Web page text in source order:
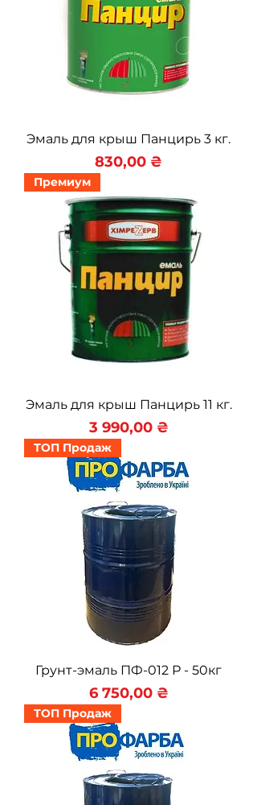
Эмаль для крыш Панцирь 3 кг.
Цена
830,00 ₴
Премиум
Эмаль для крыш Панцирь 11 кг.
Цена
3 990,00 ₴
ТОП Продаж
Грунт-эмаль ПФ-012 Р - 50кг
Цена
6 750,00 ₴
ТОП Продаж